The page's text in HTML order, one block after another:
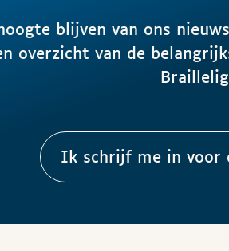
blijven van ons
overzicht van de
Ik schrijf me in voor